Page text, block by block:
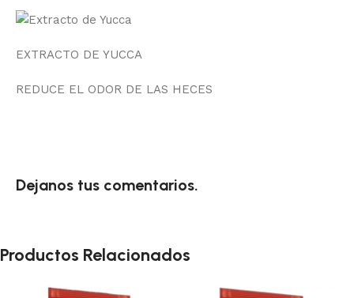
EXTRACTO DE YUCCA
REDUCE EL ODOR DE LAS HECES
Dejanos tus comentarios.
Productos Relacionados